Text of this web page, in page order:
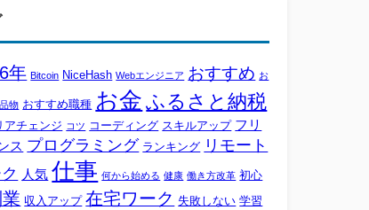
年 Bitcoin NiceHash Webエンジニア おすすめ お
物 おすすめ職種 お金 ふるさと納税
アチェンジ コツ コーディング スキルアップ フリ
ス プログラミング ランキング リモート
人気 仕事 何から始める 健康 働き方改革 初心
収入アップ 在宅ワーク 失敗しない 学習